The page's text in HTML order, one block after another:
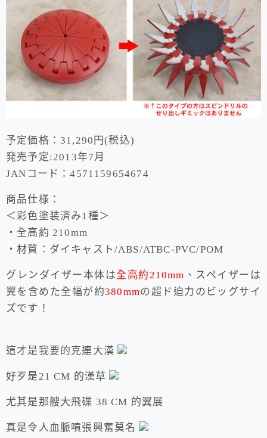
予定価格：31,290円(税込)
発売予定:2013年7月
JANコード：4571159654674
商品仕様：
＜彩色塗装済み1種＞
・全高約 210mm
・材質：ダイキャスト/ABS/ATBC-PVC/POM
グレンダイザー本体は全高約210mm 、スペイザーは
翼を含めた全幅が約380mmの超ド迫力のビッグサイ
ズです！
這才是我要的克連大漢
好歹是21 CM 的漢草
尤其是那艘大飛碟 38 CM 的翼展
真是令人血脈噴張興奮莫名